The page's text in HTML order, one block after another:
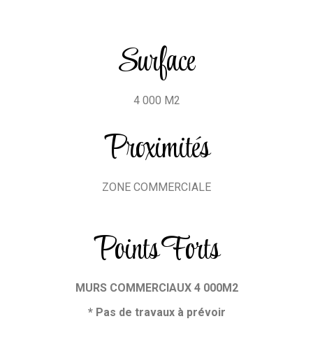
Surface
4 000 M2
Proximités
ZONE COMMERCIALE
Points Forts
MURS COMMERCIAUX 4 000M2
* Pas de travaux à prévoir